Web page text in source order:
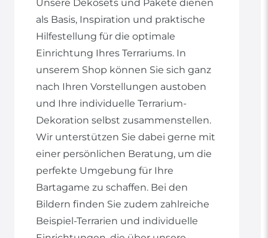
Unsere Dekosets und Pakete dienen
als Basis, Inspiration und praktische
Hilfestellung für die optimale
Einrichtung Ihres Terrariums. In
unserem Shop können Sie sich ganz
nach Ihren Vorstellungen austoben
und Ihre individuelle Terrarium-
Dekoration selbst zusammenstellen.
Wir unterstützen Sie dabei gerne mit
einer persönlichen Beratung, um die
perfekte Umgebung für Ihre
Bartagame zu schaffen. Bei den
Bildern finden Sie zudem zahlreiche
Beispiel-Terrarien und individuelle